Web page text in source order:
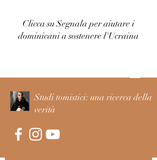
Clicca su Segnala per aiutare i
dominicani a sostenere l'Ucraina
Studi tomistici: una ricerca della
verità